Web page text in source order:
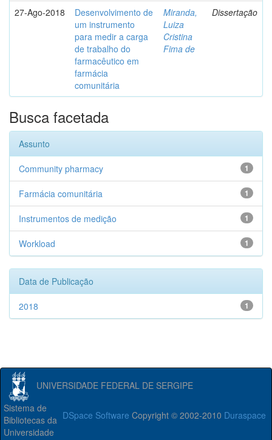
27-Ago-2018
Desenvolvimento de
um instrumento
para medir a carga
de trabalho do
farmacêutico em
farmácia
comunitária
Miranda,
Luiza
Cristina
Fima de
Dissertação
Busca facetada
Assunto
1
Community pharmacy
1
Farmácia comunitária
1
Instrumentos de medição
1
Workload
Data de Publicação
1
2018
UNIVERSIDADE FEDERAL DE SERGIPE
DSpace Software Copyright © 2002-2010 Duraspace
Sistema de
Bibliotecas da
Universidade